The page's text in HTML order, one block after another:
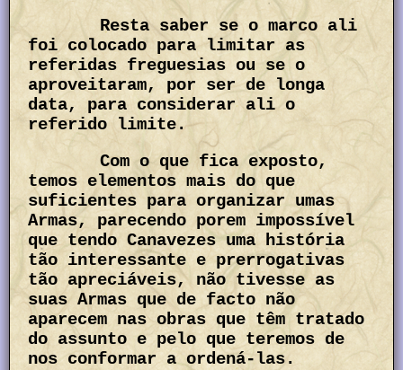
Resta saber se o marco ali
foi colocado para limitar as
referidas freguesias ou se o
aproveitaram, por ser de longa
data, para considerar ali o
referido limite.
Com o que fica exposto,
temos elementos mais do que
suficientes para organizar umas
Armas, parecendo porem impossível
que tendo Canavezes uma história
tão interessante e prerrogativas
tão apreciáveis, não tivesse as
suas Armas que de facto não
aparecem nas obras que têm tratado
do assunto e pelo que teremos de
nos conformar a ordená-las.